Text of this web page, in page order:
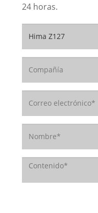
24 horas.